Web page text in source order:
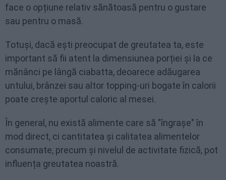
face o opțiune relativ sănătoasă pentru o gustare
sau pentru o masă.
Totuși, dacă ești preocupat de greutatea ta, este
important să fii atent la dimensiunea porției și la ce
mănânci pe lângă ciabatta, deoarece adăugarea
untului, brânzei sau altor topping-uri bogate în calorii
poate crește aportul caloric al mesei.
În general, nu există alimente care să "îngrașe" în
mod direct, ci cantitatea și calitatea alimentelor
consumate, precum și nivelul de activitate fizică, pot
influența greutatea noastră.